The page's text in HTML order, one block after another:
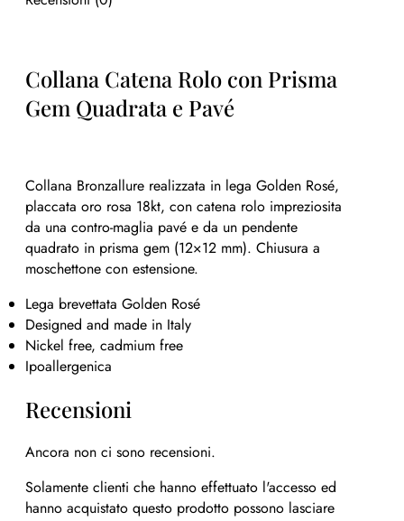
Collana Catena Rolo con Prisma
Gem Quadrata e Pavé
Collana Bronzallure realizzata in lega Golden Rosé,
placcata oro rosa 18kt, con catena rolo impreziosita
da una contro-maglia pavé e da un pendente
quadrato in prisma gem (12×12 mm). Chiusura a
moschettone con estensione.
Lega brevettata Golden Rosé
Designed and made in Italy
Nickel free, cadmium free
Ipoallergenica
Recensioni
Ancora non ci sono recensioni.
Solamente clienti che hanno effettuato l'accesso ed
hanno acquistato questo prodotto possono lasciare